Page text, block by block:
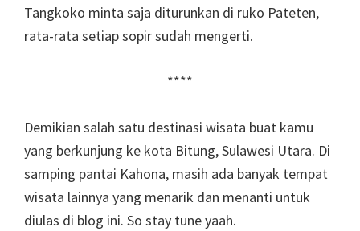
Tangkoko minta saja diturunkan di ruko Pateten,
rata-rata setiap sopir sudah mengerti.
****
Demikian salah satu destinasi wisata buat kamu
yang berkunjung ke kota Bitung, Sulawesi Utara. Di
samping pantai Kahona, masih ada banyak tempat
wisata lainnya yang menarik dan menanti untuk
diulas di blog ini. So stay tune yaah.